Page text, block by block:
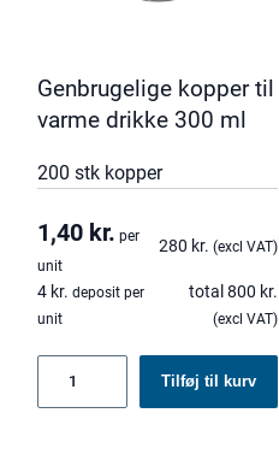
Genbrugelige kopper til
varme drikke 300 ml
200 stk kopper
1,40 kr. per
unit
280 kr. (excl VAT)
4 kr. deposit per
unit
total800 kr.
(excl VAT)
Genbrugelige
kopper
Tilføj til kurv